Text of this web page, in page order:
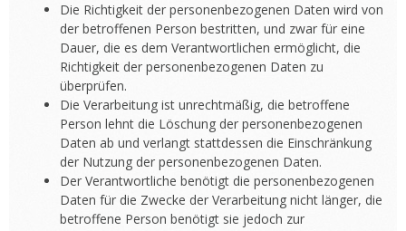
Die Richtigkeit der personenbezogenen Daten wird von
der betroffenen Person bestritten, und zwar für eine
Dauer, die es dem Verantwortlichen ermöglicht, die
Richtigkeit der personenbezogenen Daten zu
überprüfen.
Die Verarbeitung ist unrechtmäßig, die betroffene
Person lehnt die Löschung der personenbezogenen
Daten ab und verlangt stattdessen die Einschränkung
der Nutzung der personenbezogenen Daten.
Der Verantwortliche benötigt die personenbezogenen
Daten für die Zwecke der Verarbeitung nicht länger, die
betroffene Person benötigt sie jedoch zur